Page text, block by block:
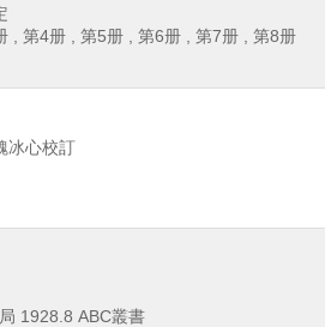
, 第4册 , 第5册 , 第6册 , 第7册 , 第8册
冰心校訂
1928.8 ABC叢書